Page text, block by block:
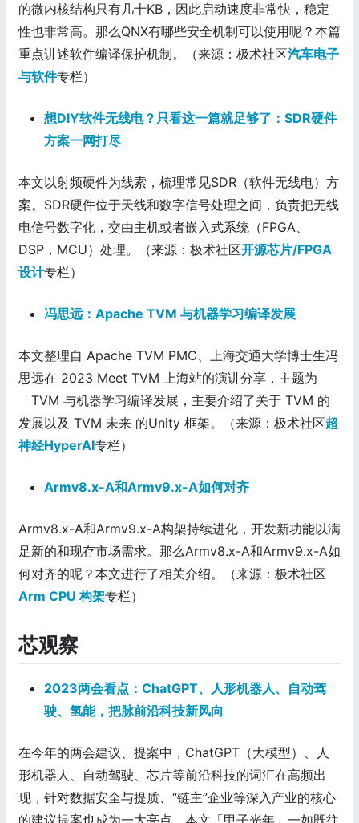
的微内核结构只有几十KB，因此启动速度非常快，稳定
性也非常高。那么QNX有哪些安全机制可以使用呢？本篇
重点讲述软件编译保护机制。（来源：极术社区汽车电子
与软件专栏）
想DIY软件无线电？只看这一篇就足够了：SDR硬件
方案一网打尽
本文以射频硬件为线索，梳理常见SDR（软件无线电）方
案。SDR硬件位于天线和数字信号处理之间，负责把无线
电信号数字化，交由主机或者嵌入式系统（FPGA、
DSP，MCU）处理。（来源：极术社区开源芯片/FPGA
设计专栏）
冯思远：Apache TVM 与机器学习编译发展
本文整理自 Apache TVM PMC、上海交通大学博士生冯
思远在 2023 Meet TVM 上海站的演讲分享，主题为
「TVM 与机器学习编译发展，主要介绍了关于 TVM 的
发展以及 TVM 未来 的Unity 框架。（来源：极术社区超
神经HyperAI专栏）
Armv8.x-A和Armv9.x-A如何对齐
Armv8.x-A和Armv9.x-A构架持续进化，开发新功能以满
足新的和现存市场需求。那么Armv8.x-A和Armv9.x-A如
何对齐的呢？本文进行了相关介绍。（来源：极术社区
Arm CPU 构架专栏）
芯观察
2023两会看点：ChatGPT、人形机器人、自动驾
驶、氢能，把脉前沿科技新风向
在今年的两会建议、提案中，ChatGPT（大模型）、人
形机器人、自动驾驶、芯片等前沿科技的词汇在高频出
现，针对数据安全与提质、“链主”企业等深入产业的核心